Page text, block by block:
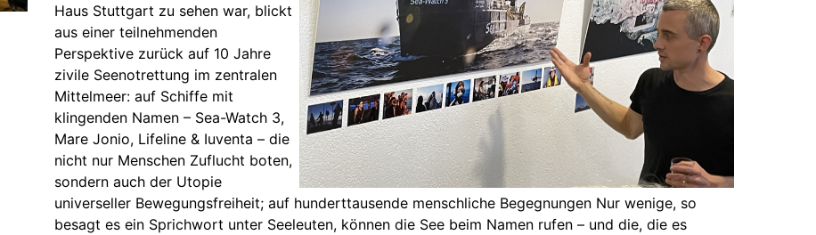
Haus Stuttgart zu sehen war, blickt
aus einer teilnehmenden
Perspektive zurück auf 10 Jahre
zivile Seenotrettung im zentralen
Mittelmeer: auf Schiffe mit
klingenden Namen – Sea-Watch 3,
Mare Jonio, Lifeline & Iuventa – die
nicht nur Menschen Zuflucht boten,
sondern auch der Utopie
universeller Bewegungsfreiheit; auf hunderttausende menschliche Begegnungen Nur wenige, so
besagt es ein Sprichwort unter Seeleuten, können die See beim Namen rufen – und die, die es